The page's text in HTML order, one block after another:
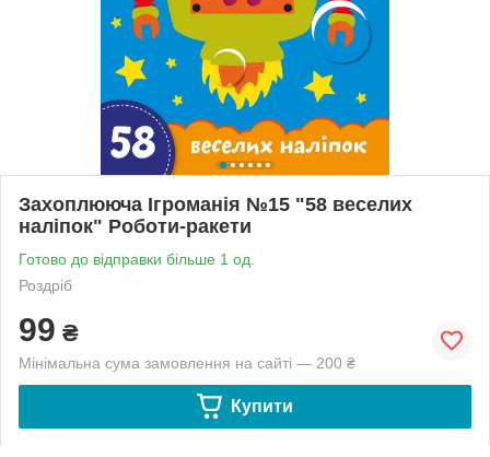
Захоплююча Ігроманія №15 "58 веселих
наліпок" Роботи-ракети
Готово до відправки більше 1 од.
Роздріб
99 ₴
Мінімальна сума замовлення на сайті — 200 ₴
Купити